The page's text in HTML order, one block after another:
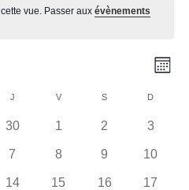
vue. Passer auxévènements
par
Mois
JJEUDI VVENDREDISSAMEDI D
0
30
0
1
0
2
0
3
0
7
0
8
0
9
0
10
0
14
0
15
0
16
0
17